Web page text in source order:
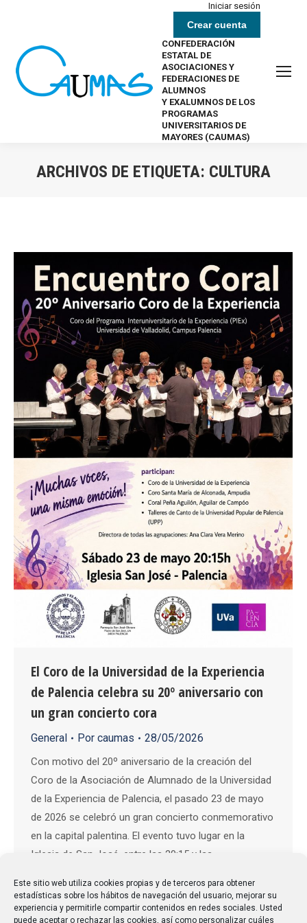
Este sitio web utiliza cookies propias y de terceros para obtener
estadísticas sobre los hábitos de navegación del usuario, mejorar su
experiencia y permitirle compartir contenidos en redes sociales. Usted
puede aceptar o rechazar las cookies, así como personalizar cuáles
Iniciar sesión
Crear cuenta
CONFEDERACIÓN
ESTATAL DE
ASOCIACIONES Y
FEDERACIONES DE
ALUMNOS
Y EXALUMNOS DE LOS
PROGRAMAS
UNIVERSITARIOS DE
MAYORES (CAUMAS)
ARCHIVOS DE ETIQUETA: CULTURA
El Coro de la Universidad de la Experiencia
de Palencia celebra su 20º aniversario con
un gran concierto cora
General Por caumas 28/05/2026
Con motivo del 20º aniversario de la creación del
Coro de la Asociación de Alumnado de la Universidad
de la Experiencia de Palencia, el pasado 23 de mayo
de 2026 se celebró un gran concierto conmemorativo
en la capital palentina. El evento tuvo lugar en la
Iglesia de San José, entre las 20:15 y las…